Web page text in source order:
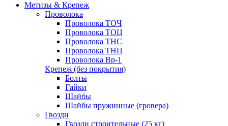
Метизы & Крепеж
Проволока
Проволока ТОЧ
Проволока ТОЦ
Проволока ТНС
Проволока ТНЦ
Проволока Вр-1
Крепеж (без покрытия)
Болты
Гайки
Шайбы
Шайбы пружинные (гровера)
Гвозди
Гвозди строительные (25 кг)